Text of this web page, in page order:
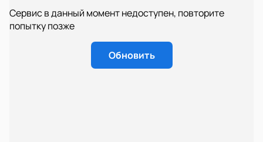
Сервис в данный момент недоступен, повторите
попытку позже
Обновить